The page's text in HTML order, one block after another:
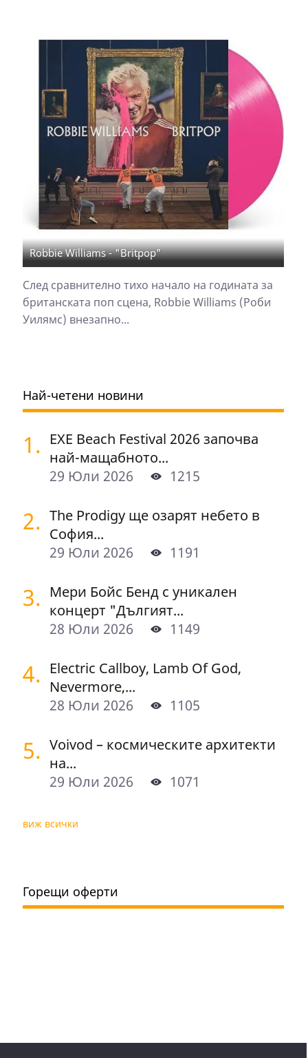
Robbie Williams - "Britpop"
След сравнително тихо начало на годината за
британската поп сцена, Robbie Williams (Роби
Уилямс) внезапно...
Най-четени новини
1. EXE Beach Festival 2026 започва
най-мащабното...
29 Юли 2026
1215
2. The Prodigy ще озарят небето в
София...
29 Юли 2026
1191
3. Мери Бойс Бенд с уникален
концерт "Дългият...
28 Юли 2026
1149
4. Electric Callboy, Lamb Of God,
Nevermore,...
28 Юли 2026
1105
5. Voivod – космическите архитекти
на...
29 Юли 2026
1071
виж всички
Горещи оферти